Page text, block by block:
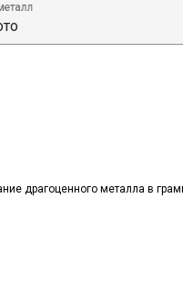
драгоценного металла в